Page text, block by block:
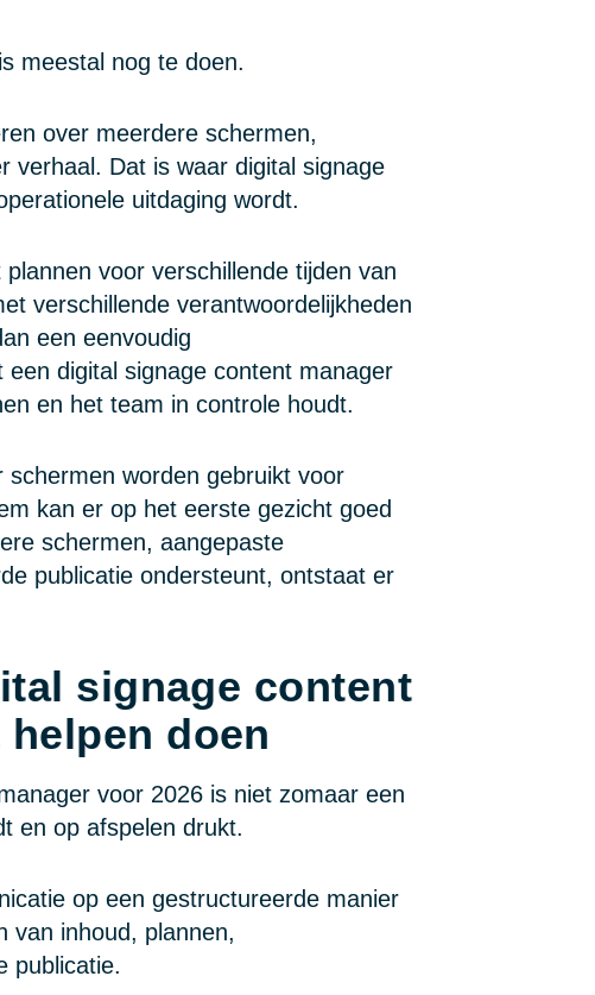
meestal nog te doen.
over meerdere schermen,
verhaal. Dat is waar digital signage
uitdaging wordt.
voor verschillende tijden van
verschillende verantwoordelijkheden
een eenvoudig
digital signage content manager
en het team in controle houdt.
worden gebruikt voor
kan er op het eerste gezicht goed
schermen, aangepaste
publicatie ondersteunt, ontstaat er
signage content
doen
voor 2026 is niet zomaar een
en op afspelen drukt.
op een gestructureerde manier
van inhoud, plannen,
publicatie.